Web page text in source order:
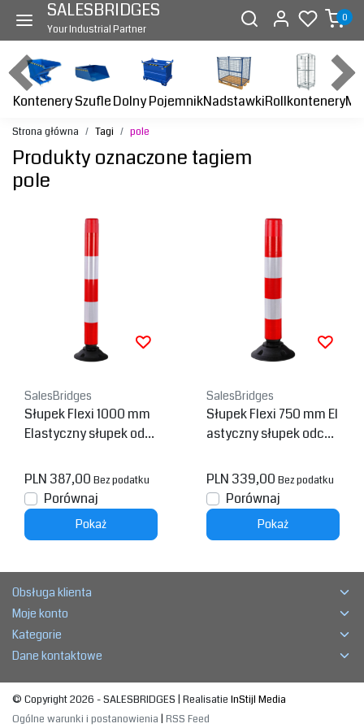
SALESBRIDGES
Your Industrial Partner
0
KontenerySzufleDolny PojemnikNadstawkiRollkontenery
Strona główna Tagi pole
Produkty oznaczone tagiem
pole
SalesBridges
Słupek Flexi 1000 mm
Elastyczny słupek odc
o Biały
PLN 387,00 Bez podatku
Porównaj
Pokaż
SalesBridges
Słupek Flexi 750 mm El
astyczny słupek odchy
Biały
PLN 339,00 Bez podatku
Porównaj
Pokaż
Obsługa klienta
Moje konto
Kategorie
Dane kontaktowe
© Copyright 2026 - SALESBRIDGES | Realisatie InStijl Media
Ogólne warunki i postanowienia RSS Feed